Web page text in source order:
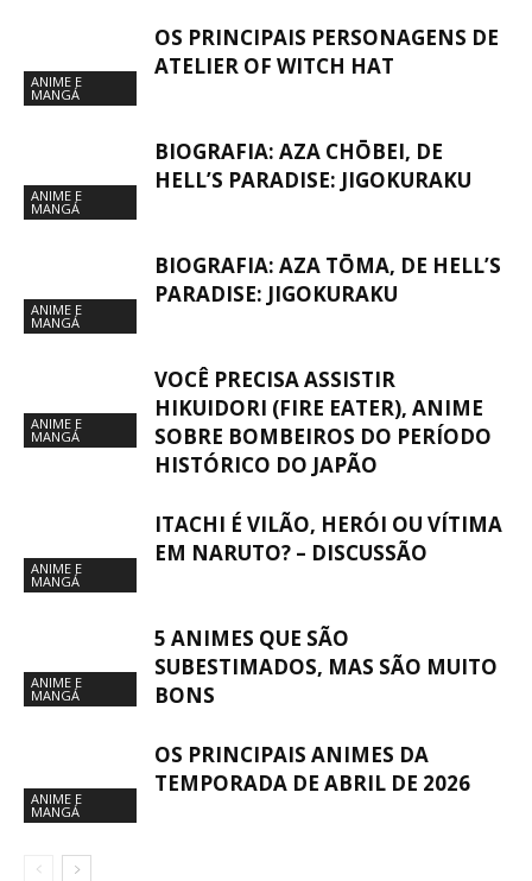
ANIME E
MANGÁ
OS PRINCIPAIS PERSONAGENS DE
ATELIER OF WITCH HAT
ANIME E
MANGÁ
BIOGRAFIA: AZA CHŌBEI, DE
HELL’S PARADISE: JIGOKURAKU
ANIME E
MANGÁ
BIOGRAFIA: AZA TŌMA, DE HELL’S
PARADISE: JIGOKURAKU
ANIME E
MANGÁ
VOCÊ PRECISA ASSISTIR
HIKUIDORI (FIRE EATER), ANIME
SOBRE BOMBEIROS DO PERÍODO
HISTÓRICO DO JAPÃO
ANIME E
MANGÁ
ITACHI É VILÃO, HERÓI OU VÍTIMA
EM NARUTO? – DISCUSSÃO
ANIME E
MANGÁ
5 ANIMES QUE SÃO
SUBESTIMADOS, MAS SÃO MUITO
BONS
ANIME E
MANGÁ
OS PRINCIPAIS ANIMES DA
TEMPORADA DE ABRIL DE 2026